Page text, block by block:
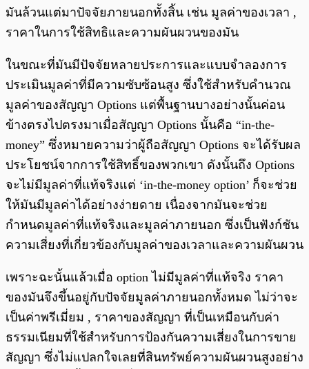
มันล้วนแต่มาปัจจัยภายนอกทั้งสิ้น เช่น มูลค่าของเวลา ,
ราคาในการใช้สิทธิและความผันผวนของมัน
ในขณะที่มันมีปัจจัยหลายประการและแบบจำลองการ
ประเมินมูลค่าที่มีความซับซ้อนสูง ซึ่งใช้สำหรับคำนวณ
มูลค่าของสัญญา Options แต่พื้นฐานบางอย่างนั้นค่อน
ข้างตรงไปตรงมาเมื่อสัญญา Options นั้นคือ “in-the-
money” ซึ่งหมายความว่าผู้ถือสัญญา Options จะได้รับผล
ประโยชน์จากการใช้สิทธิ์ของพวกเขา ดังนั้นถึง Options
จะไม่มีมูลค่าที่แท้จริงแต่ ‘in-the-money option’ ก็จะช่วย
ให้มันมีมูลค่าได้อย่างง่ายดาย เนื่องจากมันจะช่วย
กำหนดมูลค่าที่แท้จริงและมูลค่าภายนอก ซึ่งเป็นฟังก์ชัน
ความเสี่ยงที่เกี่ยวข้องกับมูลค่าของเวลาและความผันผวน
เพราะฉะนั้นแล้วเมื่อ option ไม่มีมูลค่าที่แท้จริง ราคา
ของมันจึงขึ้นอยู่กับปัจจัยมูลค่าภายนอกทั้งหมด ไม่ว่าจะ
เป็นค่าพรีเมี่ยม , ราคาของสัญญา ที่เป็นเหมือนกับค่า
ธรรมเนียมที่ใช้สำหรับการป้องกันความเสี่ยงในการขาย
สัญญา ซึ่งไม่แปลกใจเลยที่สินทรัพย์ความผันผวนสูงอย่าง